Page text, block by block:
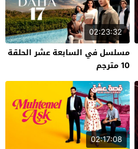
02:23:32
مسلسل في السابعة عشر الحلقة
10 مترجم
02:17:08